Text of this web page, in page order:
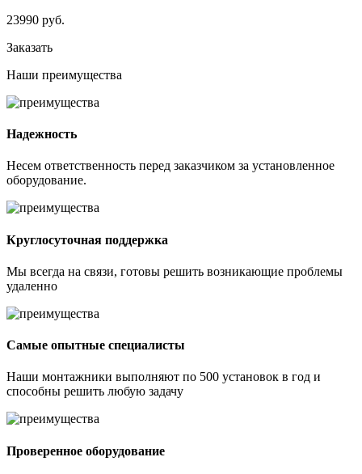
23990 руб.
Заказать
Наши преимущества
Надежность
Несем ответственность перед заказчиком за установленное
оборудование.
Круглосуточная поддержка
Мы всегда на связи, готовы решить возникающие проблемы
удаленно
Самые опытные специалисты
Наши монтажники выполняют по 500 установок в год и
способны решить любую задачу
Проверенное оборудование